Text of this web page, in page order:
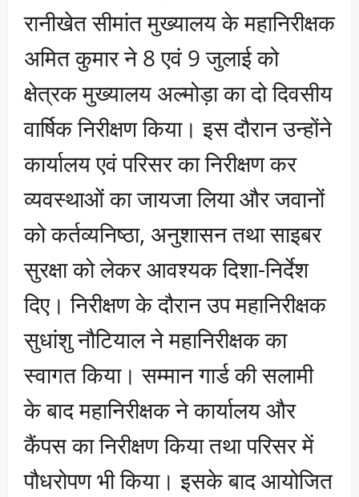
रानीखेत सीमांत मुख्यालय के महानिरीक्षक
अमित कुमार ने 8 एवं 9 जुलाई को
क्षेत्रक मुख्यालय अल्मोड़ा का दो दिवसीय
वार्षिक निरीक्षण किया। इस दौरान उन्होंने
कार्यालय एवं परिसर का निरीक्षण कर
व्यवस्थाओं का जायजा लिया और जवानों
को कर्तव्यनिष्ठा, अनुशासन तथा साइबर
सुरक्षा को लेकर आवश्यक दिशा-निर्देश
दिए। निरीक्षण के दौरान उप महानिरीक्षक
सुधांशु नौटियाल ने महानिरीक्षक का
स्वागत किया। सम्मान गार्ड की सलामी
के बाद महानिरीक्षक ने कार्यालय और
कैंपस का निरीक्षण किया तथा परिसर में
पौधरोपण भी किया। इसके बाद आयोजित